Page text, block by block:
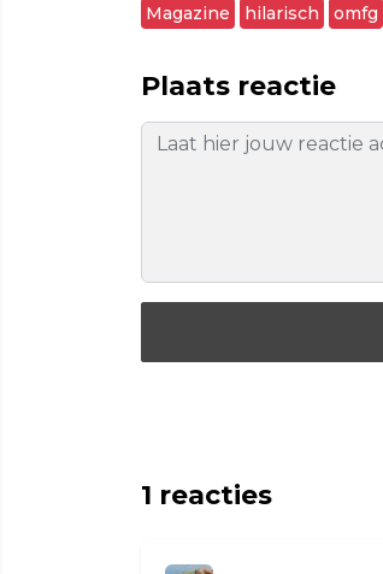
Magazine hilarisch omfg
Plaats reactie
1 reacties